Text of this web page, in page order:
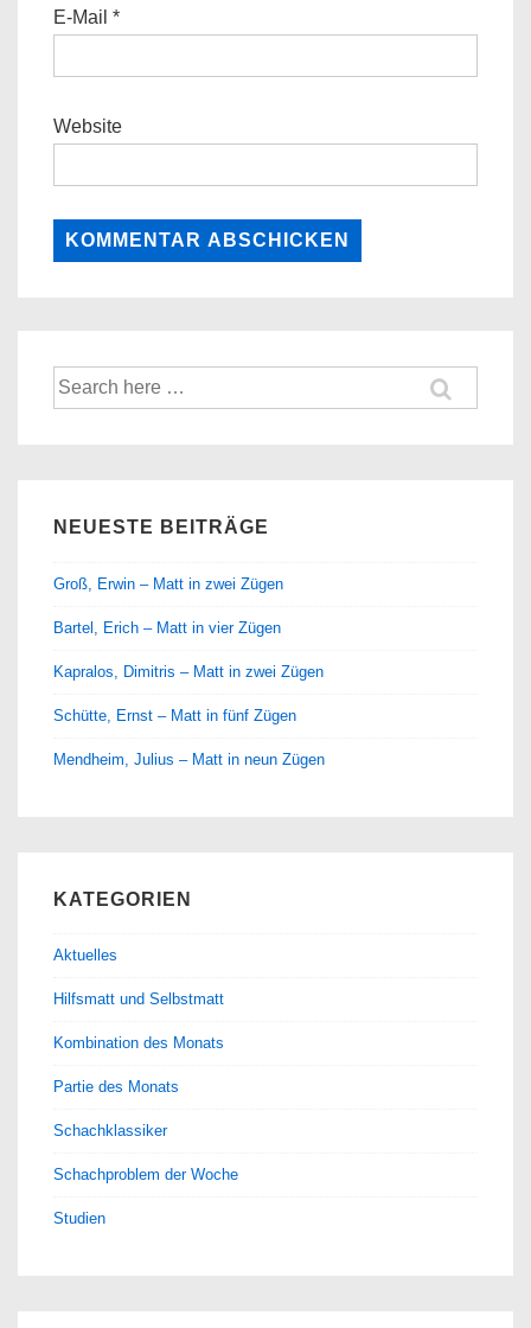
E-Mail *
Website
Suche
nach:
NEUESTE BEITRÄGE
Groß, Erwin – Matt in zwei Zügen
Bartel, Erich – Matt in vier Zügen
Kapralos, Dimitris – Matt in zwei Zügen
Schütte, Ernst – Matt in fünf Zügen
Mendheim, Julius – Matt in neun Zügen
KATEGORIEN
Aktuelles
Hilfsmatt und Selbstmatt
Kombination des Monats
Partie des Monats
Schachklassiker
Schachproblem der Woche
Studien